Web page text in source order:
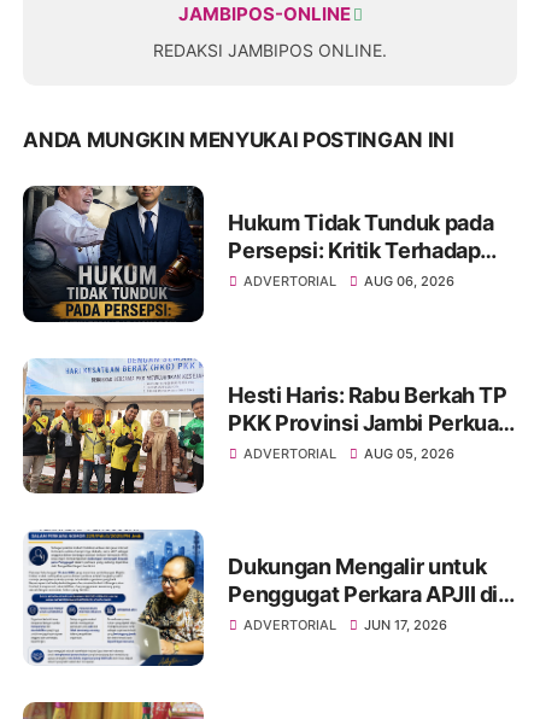
JAMBIPOS-ONLINE
REDAKSI JAMBIPOS ONLINE.
ANDA MUNGKIN MENYUKAI POSTINGAN INI
Hukum Tidak Tunduk pada
Persepsi: Kritik Terhadap
Monopoli Kebenaran oleh
ADVERTORIAL AUG 06, 2026
Hesti Haris: Rabu Berkah TP
PKK Provinsi Jambi Perkuat
Literasi Keuangan dan
ADVERTORIAL AUG 05, 2026
Dukungan Mengalir untuk
Penggugat Perkara APJII di
PN Jambi, Tata Kelola
ADVERTORIAL JUN 17, 2026